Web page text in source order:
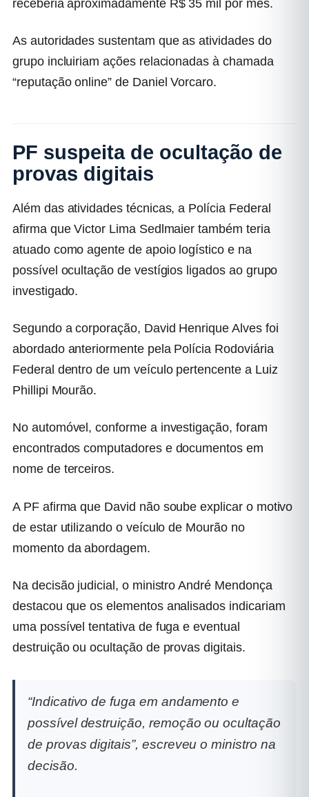
receberia aproximadamente R$ 35 mil por mês.
As autoridades sustentam que as atividades do
grupo incluiriam ações relacionadas à chamada
“reputação online” de Daniel Vorcaro.
PF suspeita de ocultação de
provas digitais
Além das atividades técnicas, a Polícia Federal
afirma que Victor Lima Sedlmaier também teria
atuado como agente de apoio logístico e na
possível ocultação de vestígios ligados ao grupo
investigado.
Segundo a corporação, David Henrique Alves foi
abordado anteriormente pela Polícia Rodoviária
Federal dentro de um veículo pertencente a Luiz
Phillipi Mourão.
No automóvel, conforme a investigação, foram
encontrados computadores e documentos em
nome de terceiros.
A PF afirma que David não soube explicar o motivo
de estar utilizando o veículo de Mourão no
momento da abordagem.
Na decisão judicial, o ministro André Mendonça
destacou que os elementos analisados indicariam
uma possível tentativa de fuga e eventual
destruição ou ocultação de provas digitais.
“Indicativo de fuga em andamento e
possível destruição, remoção ou ocultação
de provas digitais”, escreveu o ministro na
decisão.